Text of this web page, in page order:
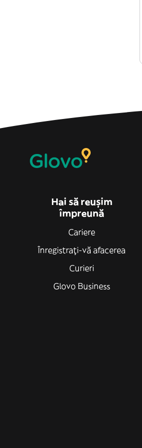
Hai să reușim
împreună
Cariere
Înregistrați-vă afacerea
Curieri
Glovo Business